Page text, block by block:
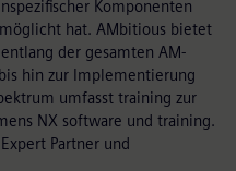
Komponenten
hat. AMbitious bietet
der gesamten AM-
hin zur Implementierung
umfasst training zur
NX software und training.
Partner und